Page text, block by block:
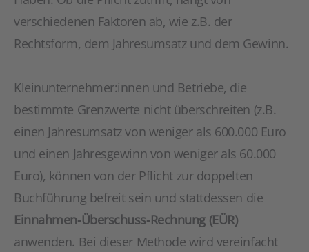
verschiedenen Faktoren ab, wie z.B. der
Rechtsform, dem Jahresumsatz und dem Gewinn.
Kleinunternehmer:innen und Betriebe, die
bestimmte Grenzwerte nicht überschreiten (z.B.
einen Jahresumsatz von weniger als 600.000 Euro
und einen Jahresgewinn von weniger als 60.000
Euro), können von der Pflicht zur doppelten
Buchführung befreit sein und stattdessen die
Einnahmen-Überschuss-Rechnung (EÜR)
anwenden. Bei dieser Methode wird vereinfacht